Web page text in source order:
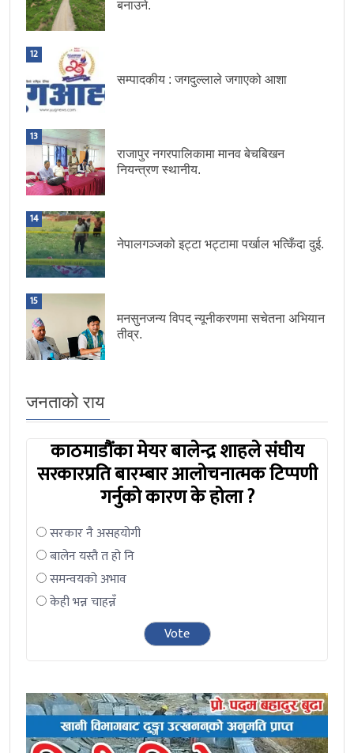
बनाउने.
12
सम्पादकीय : जगदुल्लाले जगाएको आशा
13
राजापुर नगरपालिकामा मानव बेचबिखन
नियन्त्रण स्थानीय.
14
नेपालगञ्जको इट्टा भट्टामा पर्खाल भत्किँदा दुई.
15
मनसुनजन्य विपद् न्यूनीकरणमा सचेतना अभियान
तीव्र.
जनताको राय
काठमाडौंका मेयर बालेन्द्र शाहले संघीय
सरकारप्रति बारम्बार आलोचनात्मक टिप्पणी
गर्नुको कारण के होला ?
सरकार नै असहयोगी
बालेन यस्तै त हो नि
समन्वयको अभाव
केही भन्न चाहन्नँ